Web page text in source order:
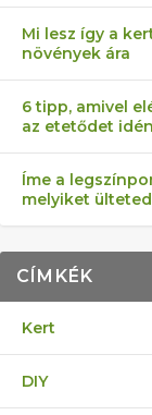
Mi lesz így a
növények ára
6 tipp, amivel
az etetődet
Íme a
melyiket
CÍMKÉK
Kert
DIY